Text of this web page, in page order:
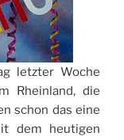
letzter Woche
Rheinland, die
schon das eine
dem heutigen